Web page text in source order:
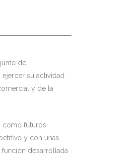
de
su actividad
y de la
como futuros
y con unas
desarrollada